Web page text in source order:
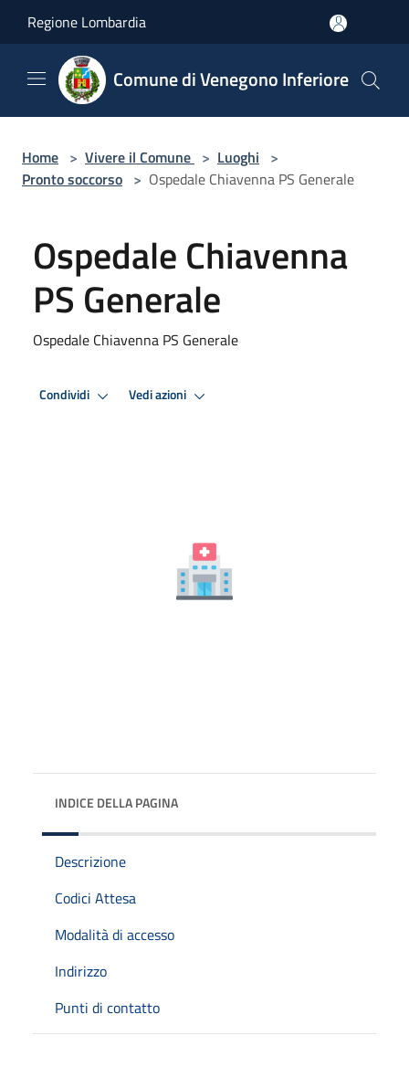
Regione Lombardia
Comune di Venegono Inferiore
Home > Vivere il Comune > Luoghi >
Pronto soccorso > Ospedale Chiavenna PS Generale
Ospedale Chiavenna
PS Generale
Ospedale Chiavenna PS Generale
Condividi Vedi azioni
INDICE DELLA PAGINA
Descrizione
Codici Attesa
Modalità di accesso
Indirizzo
Punti di contatto